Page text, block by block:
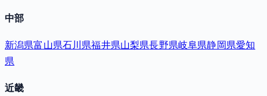
中部
新潟県富山県石川県福井県山梨県長野県岐阜県静岡県愛知
県
近畿